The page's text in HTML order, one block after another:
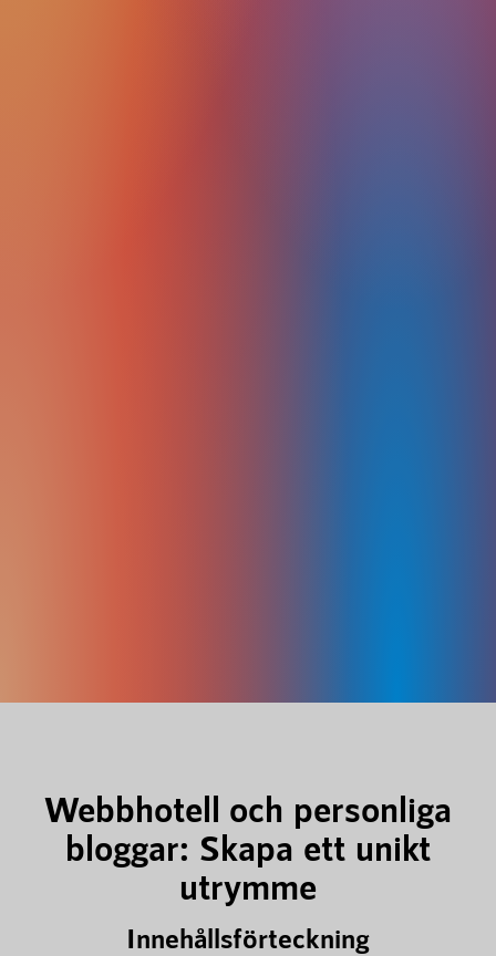
Webbhotell och personliga
bloggar: Skapa ett unikt
utrymme
Innehållsförteckning